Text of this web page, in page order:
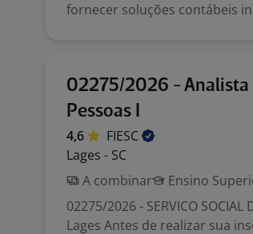
fornecer soluções contábeis
02275/2026 - Analista
Pessoas I
4,6
FIESC
Lages - SC
A combinar
Ensino
02275/2026 - SERVICO SOCIAL
Lages Antes de realizar sua